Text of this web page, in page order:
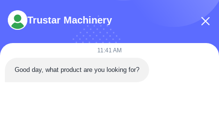
Trustar Machinery
11:41 AM
Good day, what product are you looking for?